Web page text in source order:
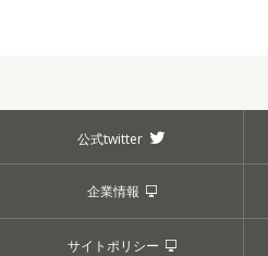
公式twitter
企業情報
サイトポリシー